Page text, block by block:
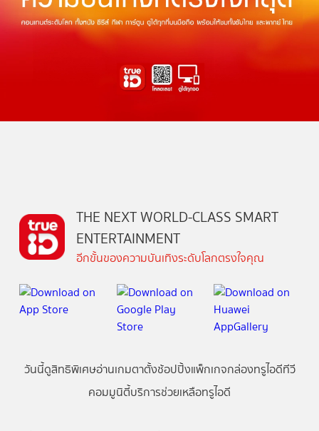
THE NEXT WORLD-CLASS SMART
ENTERTAINMENT
อีกขั้นของความบันเทิงระดับโลกตรงใจคุณ
วันนี้ดูสิทธิพิเศษอ่านเกมตาตั้งช้อปปิ้งแพ็กเกจกล่องทรูไอดีทีวี
คอมมูนิตี้บริการช่วยเหลือทรูไอดี